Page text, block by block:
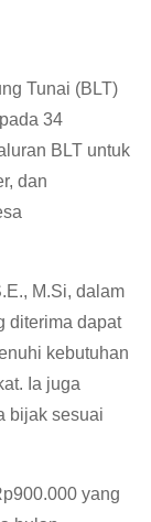
Tunai (BLT)
34
BLT untuk
dan
M.Si, dalam
diterima dapat
kebutuhan
Ia juga
bijak sesuai
yang